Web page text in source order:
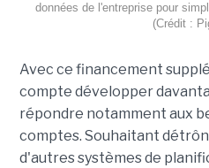
données de l'entreprise pour
(Crédit :
Avec ce financement
compte développer
répondre notamment aux
comptes. Souhaitant
d'autres systèmes de